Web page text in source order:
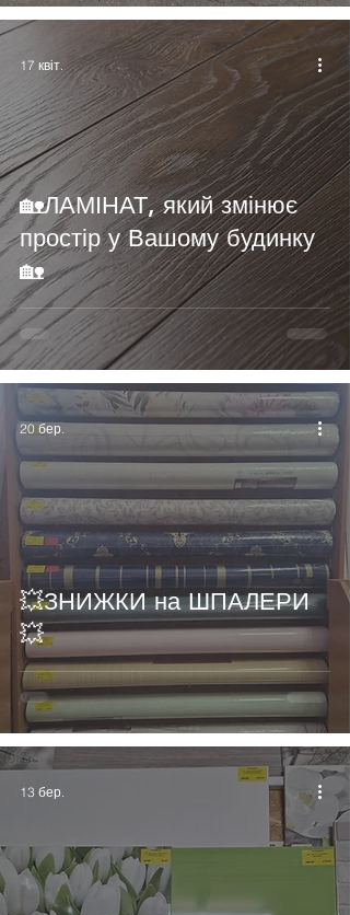
🏡ЛАМІНАТ, який змінює
простір у Вашому будинку
🏡
17 квіт.
💥ЗНИЖКИ на ШПАЛЕРИ
💥
20 бер.
13 бер.